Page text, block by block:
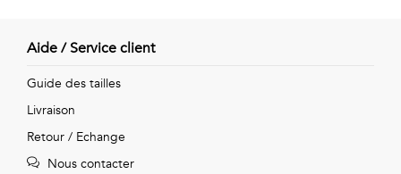
Aide / Service client
Guide des tailles
Livraison
Retour / Echange
Nous contacter